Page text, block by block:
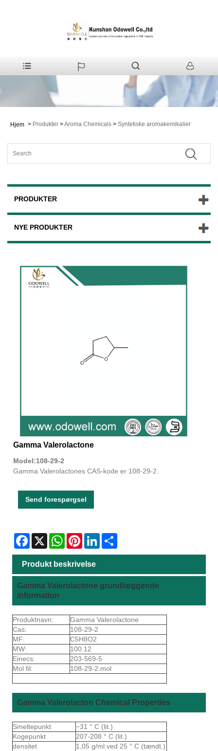
Hjem > Produkter >Aroma Chemicals > Syntetiske aromakemikalier
PRODUKTER
NYE PRODUKTER
Gamma Valerolactone
Model:108-29-2
Gamma Valerolactones CAS-kode er 108-29-2.
Send forespørgsel
Facebook
X WhatsAppPinterestLinkedIn
Produkt beskrivelse
Gamma Valerolactone grundlæggende
information
Produktnavn:
Gamma Valerolactone
Cas:
108-29-2
MF:
C5H8O2
MW:
100.12
Einecs:
203-569-5
Mol fil:
108-29-2.mol
Gamma Valerolacton Chemical Properties
Smeltepunkt
−31 ° C (lit.)
Kogepunkt
207-208 ° C (lit.)
densitet
1,05 g/ml ved 25 ° C (tændt.)